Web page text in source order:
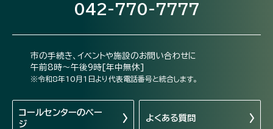
042-770-7777
市の手続き、イベントや施設のお問い合わせに
午前8時～午後9時[年中無休]
※令和8年10月1日より代表電話番号と統合します。
コールセンターのペー
ジ
よくある質問